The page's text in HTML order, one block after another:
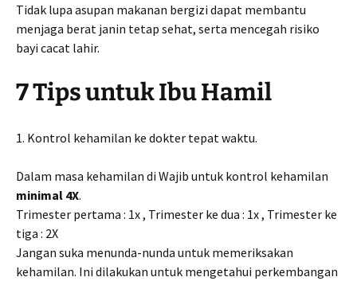
Tidak lupa asupan makanan bergizi dapat membantu
menjaga berat janin tetap sehat, serta mencegah risiko
bayi cacat lahir.
7 Tips untuk Ibu Hamil
1. Kontrol kehamilan ke dokter tepat waktu.
Dalam masa kehamilan di Wajib untuk kontrol kehamilan
minimal 4X.
Trimester pertama : 1x , Trimester ke dua : 1x , Trimester ke
tiga : 2X
Jangan suka menunda-nunda untuk memeriksakan
kehamilan. Ini dilakukan untuk mengetahui perkembangan